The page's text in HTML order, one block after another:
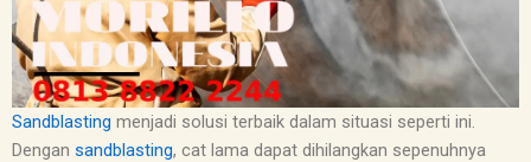
Sandblasting menjadi solusi terbaik dalam situasi seperti ini.
Dengan sandblasting, cat lama dapat dihilangkan sepenuhnya